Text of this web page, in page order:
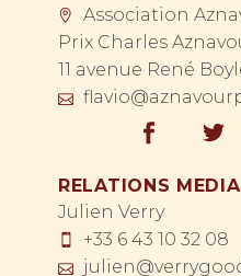
Association
Prix Charles
11 avenue René
RELATIONS MEDIA
Julien Verry
+33 6 43 10 32 08